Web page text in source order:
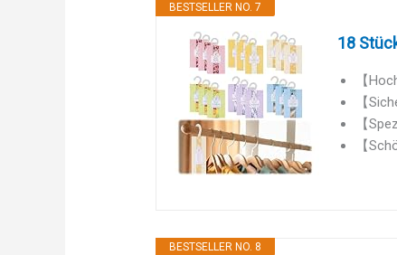
BESTSELLER NO. 7
18
【
【
【
【
BESTSELLER NO. 8